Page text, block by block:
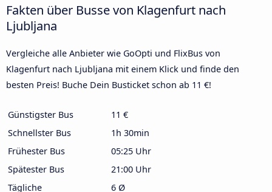
Fakten über Busse von Klagenfurt nach
Ljubljana
Vergleiche alle Anbieter wie GoOpti und FlixBus von
Klagenfurt nach Ljubljana mit einem Klick und finde den
besten Preis! Buche Dein Busticket schon ab 11 €!
Günstigster Bus
11 €
Schnellster Bus
1h 30min
Frühester Bus
05:25 Uhr
Spätester Bus
21:00 Uhr
Tägliche
6 Ø